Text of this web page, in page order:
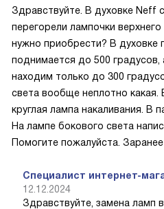
Здравствуйте. В духовке Neff
перегорели лампочки
нужно приобрести? В духовке
поднимается до 500 градусов,
находим только до 300
света вообще неплотно какая.
круглая лампа накаливания. В
На лампе бокового света
Помогите пожалуйста. Заранее
Специалист интернет-
12.12.2024
Здравствуйте, замена ламп